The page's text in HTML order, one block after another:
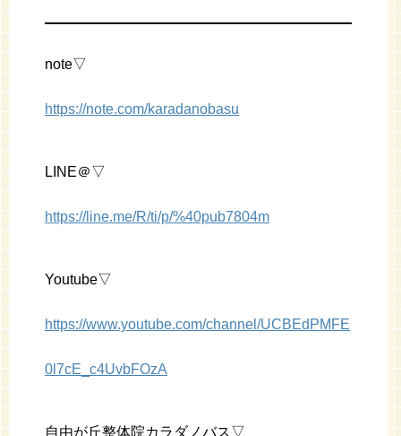
note▽
https://note.com/karadanobasu
LINE＠▽
https://line.me/R/ti/p/%40pub7804m
Youtube▽
https://www.youtube.com/channel/UCBEdPMFE
0l7cE_c4UvbFOzA
自由が丘整体院カラダノバス▽